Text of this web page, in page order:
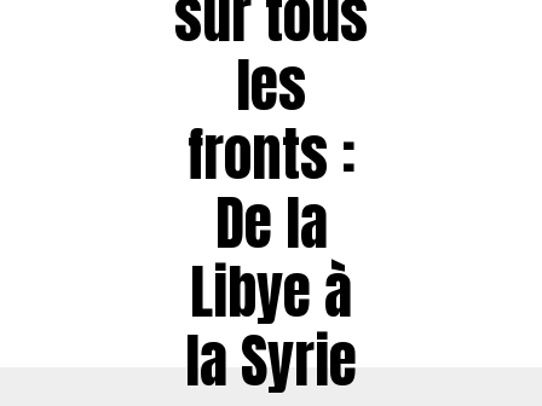
les
fronts :
De la
Libye à
la Syrie